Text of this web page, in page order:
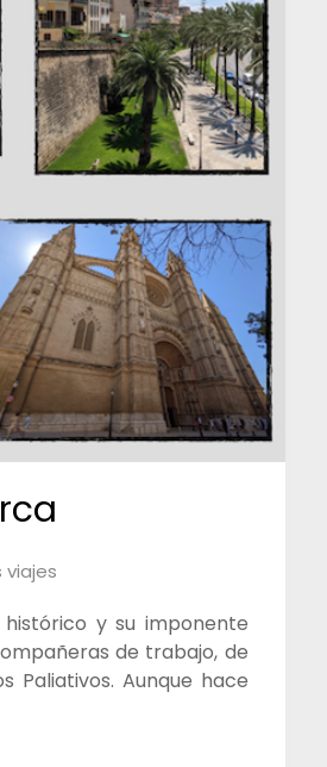
viajes
y su imponente
de trabajo, de
Paliativos. Aunque hace